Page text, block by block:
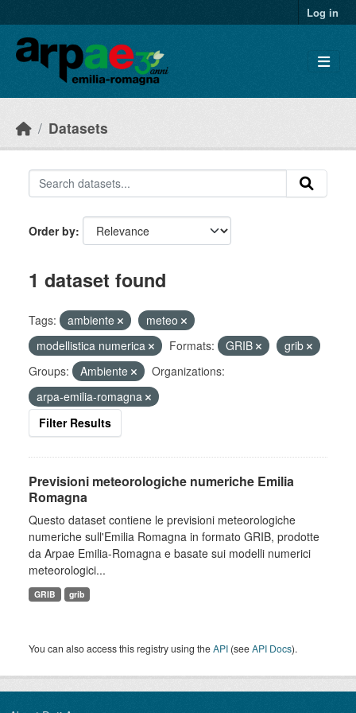
Log in
Datasets
Order by
1 dataset found
Tags: ambiente
meteo
modellistica numerica
Formats: GRIB
grib
Groups:
Ambiente
Organizations:
arpa-emilia-romagna
Filter Results
Previsioni meteorologiche numeriche Emilia
Romagna
Questo dataset contiene le previsioni meteorologiche
numeriche sull'Emilia Romagna in formato GRIB, prodotte
da Arpae Emilia-Romagna e basate sui modelli numerici
meteorologici...
GRIB grib
You can also access this registry using theAPI (seeAPI Docs).